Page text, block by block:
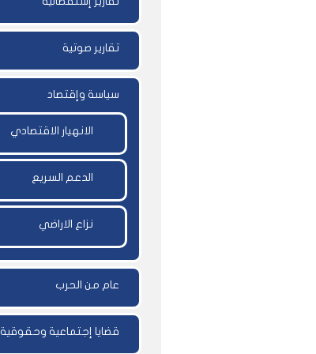
تقارير صوتية
سياسة وإقتصاد
الانهيار الاقتصادي
الدعم السريع
نزاع الاراضي
عام من الحرب
قضايا إجتماعية وحقوقية